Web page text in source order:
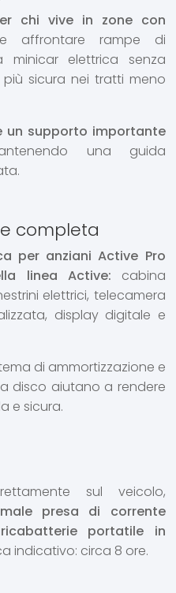
chi vive in zone con
affrontare rampe di
elettrica senza
sicura nei tratti meno
un supporto importante
una guida
completa
per anziani Active Pro
linea Active: cabina
elettrici, telecamera
display digitale e
di ammortizzazione e
disco aiutano a rendere
e sicura.
sul veicolo,
presa di corrente
portatile in
indicativo: circa 8 ore.